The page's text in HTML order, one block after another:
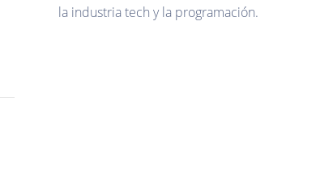
la industria tech y la programación.